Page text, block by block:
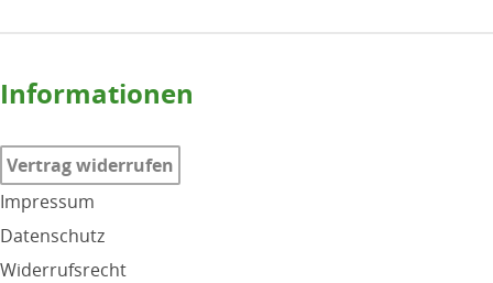
Informationen
Vertrag widerrufen
Impressum
Datenschutz
Widerrufsrecht